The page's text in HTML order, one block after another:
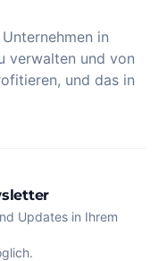
in
verwalten und von
und das in
Updates in Ihrem